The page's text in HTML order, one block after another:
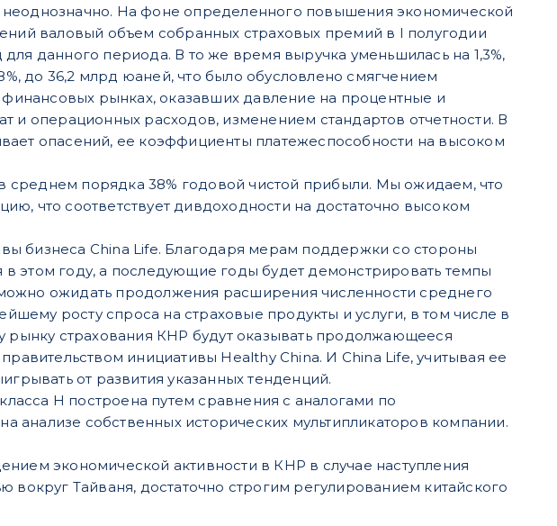
неоднозначно. На фоне определенного повышения экономической
валовый объем собранных страховых премий в I полугодии
данного периода. В то же время выручка уменьшилась на 1,3%,
до 36,2 млрд юаней, что было обусловлено смягчением
рынках, оказавших давление на процентные и
и операционных расходов, изменением стандартов отчетности. В
опасений, ее коэффициенты платежеспособности на высоком
среднем порядка 38% годовой чистой прибыли. Мы ожидаем, что
что соответствует дивдоходности на достаточно высоком
бизнеса China Life. Благодаря мерам поддержки со стороны
в этом году, а последующие годы будет демонстрировать темпы
ожидать продолжения расширения численности среднего
росту спроса на страховые продукты и услуги, в том числе в
страхования КНР будут оказывать продолжающееся
инициативы Healthy China. И China Life, учитывая ее
от развития указанных тенденций.
H построена путем сравнения с аналогами по
анализе собственных исторических мультипликаторов компании.
экономической активности в КНР в случае наступления
Тайваня, достаточно строгим регулированием китайского